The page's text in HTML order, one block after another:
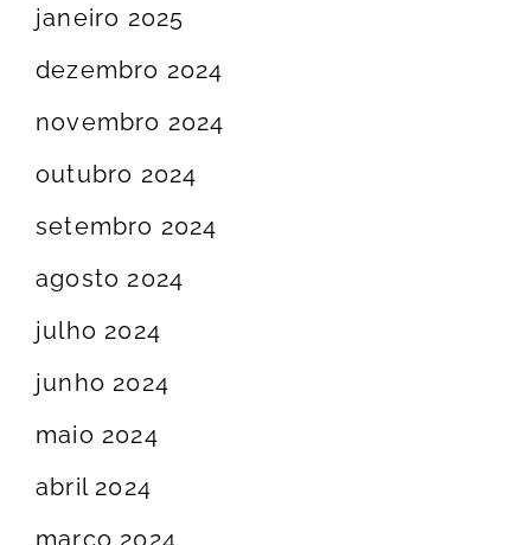
janeiro 2025
dezembro 2024
novembro 2024
outubro 2024
setembro 2024
agosto 2024
julho 2024
junho 2024
maio 2024
abril 2024
março 2024